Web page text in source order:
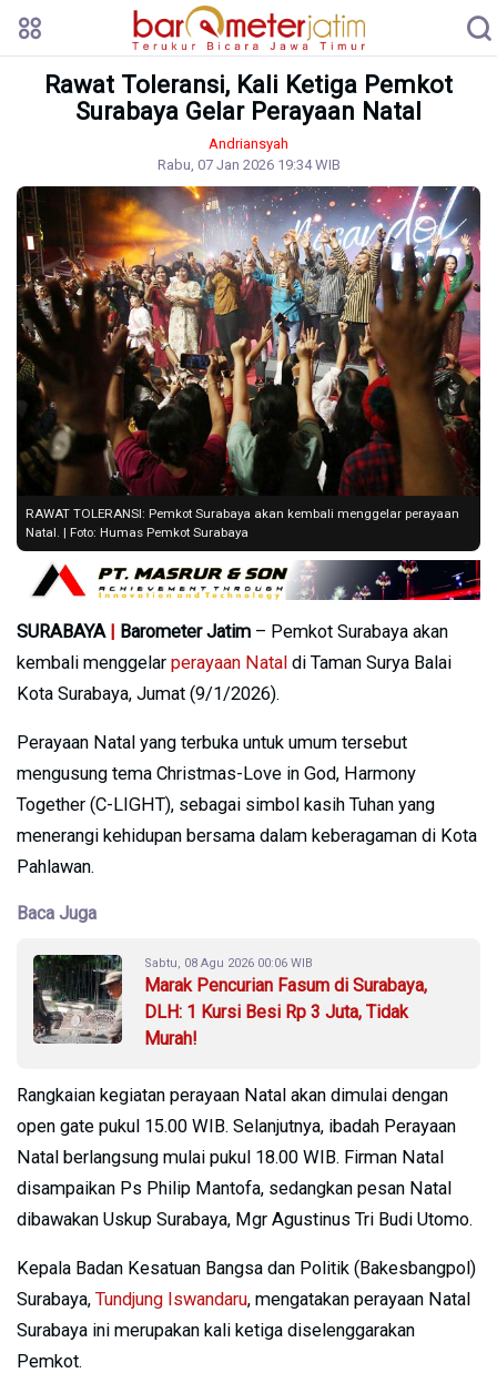
Rawat Toleransi, Kali Ketiga Pemkot
Surabaya Gelar Perayaan Natal
Andriansyah
Rabu, 07 Jan 2026 19:34 WIB
RAWAT TOLERANSI: Pemkot Surabaya akan kembali menggelar perayaan
Natal. | Foto: Humas Pemkot Surabaya
SURABAYA | Barometer Jatim – Pemkot Surabaya akan
kembali menggelar perayaan Natal di Taman Surya Balai
Kota Surabaya, Jumat (9/1/2026).
Perayaan Natal yang terbuka untuk umum tersebut
mengusung tema Christmas-Love in God, Harmony
Together (C-LIGHT), sebagai simbol kasih Tuhan yang
menerangi kehidupan bersama dalam keberagaman di Kota
Pahlawan.
Baca Juga
Sabtu, 08 Agu 2026 00:06 WIB
Marak Pencurian Fasum di Surabaya,
DLH: 1 Kursi Besi Rp 3 Juta, Tidak
Murah!
Rangkaian kegiatan perayaan Natal akan dimulai dengan
open gate pukul 15.00 WIB. Selanjutnya, ibadah Perayaan
Natal berlangsung mulai pukul 18.00 WIB. Firman Natal
disampaikan Ps Philip Mantofa, sedangkan pesan Natal
dibawakan Uskup Surabaya, Mgr Agustinus Tri Budi Utomo.
Kepala Badan Kesatuan Bangsa dan Politik (Bakesbangpol)
Surabaya, Tundjung Iswandaru, mengatakan perayaan Natal
Surabaya ini merupakan kali ketiga diselenggarakan
Pemkot.